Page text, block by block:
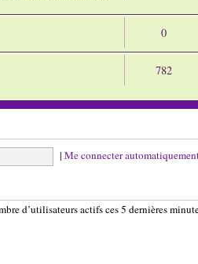
0
782
| Me connecter
d’utilisateurs actifs ces 5 dernières